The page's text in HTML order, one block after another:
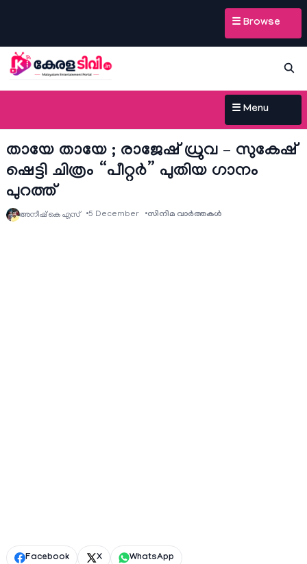
☰ Browse
☰ Menu
തായേ തായേ ; രാജേഷ് ധ്രുവ – സുകേഷ്
ഷെട്ടി ചിത്രം “പീറ്റർ” പുതിയ ഗാനം
പുറത്ത്
അനീഷ്‌ കെ എസ് 5 December സിനിമ വാര്‍ത്തകള്‍
Facebook X WhatsApp